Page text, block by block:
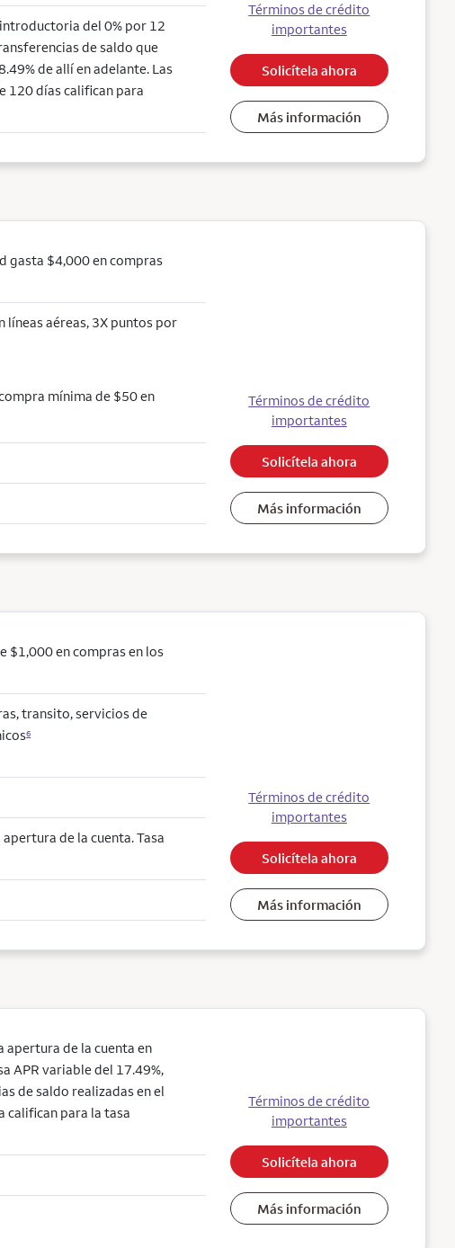
del 0% por 12
de saldo que
de allí en adelante. Las
120 días califican para
Términos de crédito
importantes
Solicítela ahora
Más información
gasta $4,000 en compras
aéreas, 3X puntos por
mínima de $50 en
Términos de crédito
importantes
Solicítela ahora
Más información
$1,000 en compras en los
transito, servicios de
6
de la cuenta. Tasa
Términos de crédito
importantes
Solicítela ahora
Más información
apertura de la cuenta en
APR variable del 17.49%,
de saldo realizadas en el
califican para la tasa
Términos de crédito
importantes
Solicítela ahora
Más información